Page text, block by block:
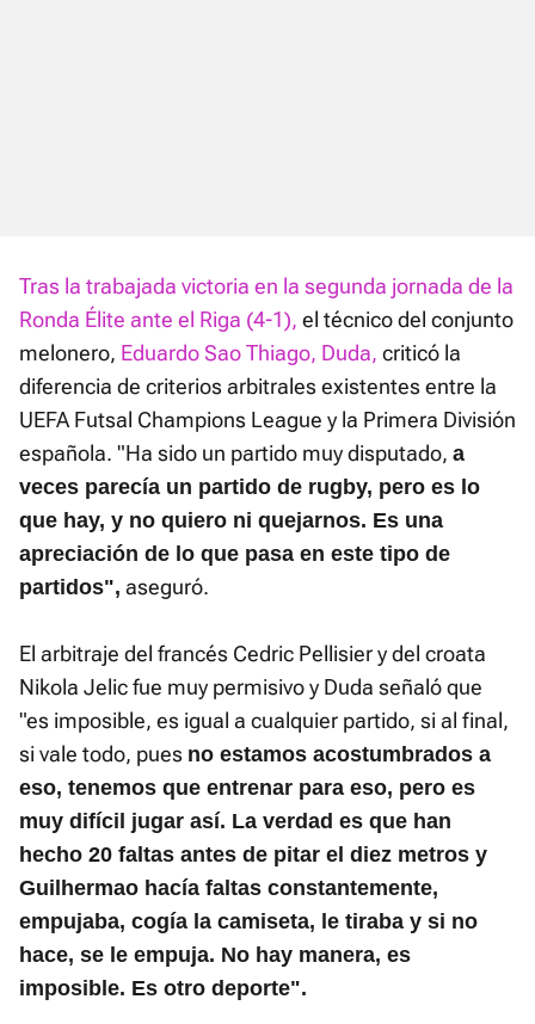
Tras la trabajada victoria en la segunda jornada de la
Ronda Élite ante el Riga (4-1), el técnico del conjunto
melonero, Eduardo Sao Thiago, Duda, criticó la
diferencia de criterios arbitrales existentes entre la
UEFA Futsal Champions League y la Primera División
española. "Ha sido un partido muy disputado, a
veces parecía un partido de rugby, pero es lo
que hay, y no quiero ni quejarnos. Es una
apreciación de lo que pasa en este tipo de
partidos", aseguró.
El arbitraje del francés Cedric Pellisier y del croata
Nikola Jelic fue muy permisivo y Duda señaló que
"es imposible, es igual a cualquier partido, si al final,
si vale todo, pues no estamos acostumbrados a
eso, tenemos que entrenar para eso, pero es
muy difícil jugar así. La verdad es que han
hecho 20 faltas antes de pitar el diez metros y
Guilhermao hacía faltas constantemente,
empujaba, cogía la camiseta, le tiraba y si no
hace, se le empuja. No hay manera, es
imposible. Es otro deporte".